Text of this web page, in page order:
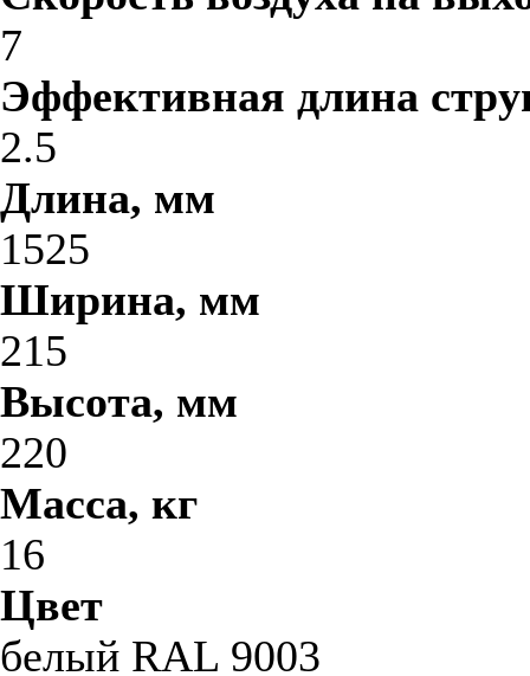
7
Эффективная длина
2.5
Длина, мм
1525
Ширина, мм
215
Высота, мм
220
Масса, кг
16
Цвет
белый RAL 9003